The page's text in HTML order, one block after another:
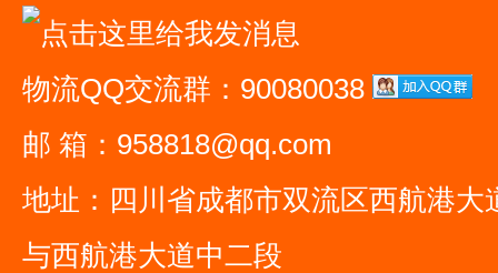
物流QQ交流群：90080038
邮 箱：958818@qq.com
地址：四川省成都市双流区西航港大
与西航港大道中二段